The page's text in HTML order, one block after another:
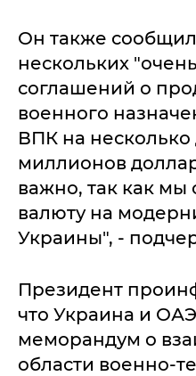
Он также
нескольких
соглашений о
военного
ВПК на несколько
миллионов
важно, так как
валюту на
Украины", -
Президент
что Украина и
меморандум о
области военно-